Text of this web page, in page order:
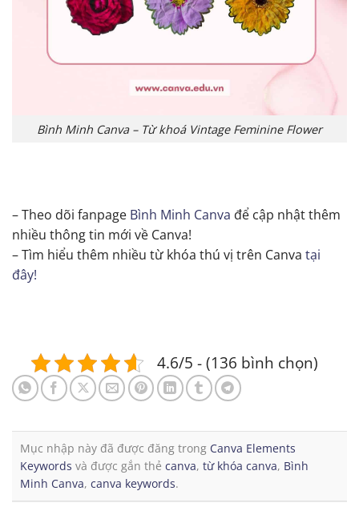
Bình Minh Canva – Từ khoá Vintage Feminine Flower
– Theo dõi fanpage Bình Minh Canva để cập nhật thêm
nhiều thông tin mới về Canva!
– Tìm hiểu thêm nhiều từ khóa thú vị trên Canva tại
đây!
4.6/5 - (136 bình chọn)
Mục nhập này đã được đăng trong Canva Elements
Keywords và được gắn thẻ canva, từ khóa canva, Bình
Minh Canva, canva keywords.